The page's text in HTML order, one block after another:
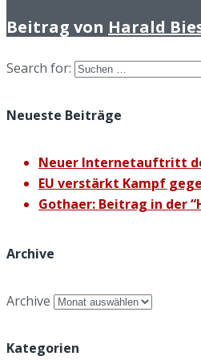
Beitrag von Harald
Search for:
Neueste Beiträge
Neuer Internetauftritt
EU verstärkt Kampf
Gothaer: Beitrag in der
Archive
Archive
Kategorien